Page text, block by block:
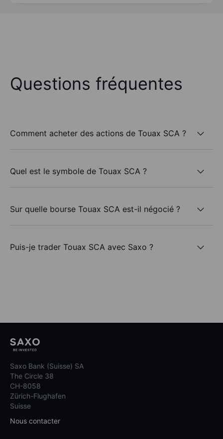
Questions fréquentes
Comment acheter des actions de Touax SCA ?
Quel est le symbole de Touax SCA ?
Sur quelle bourse Touax SCA est-il négocié ?
Puis-je trader Touax SCA avec Saxo ?
Saxo Bank (Suisse) SA
The Circle 38
CH-8058
Zürich-Flughafen
Suisse
Nous contacter